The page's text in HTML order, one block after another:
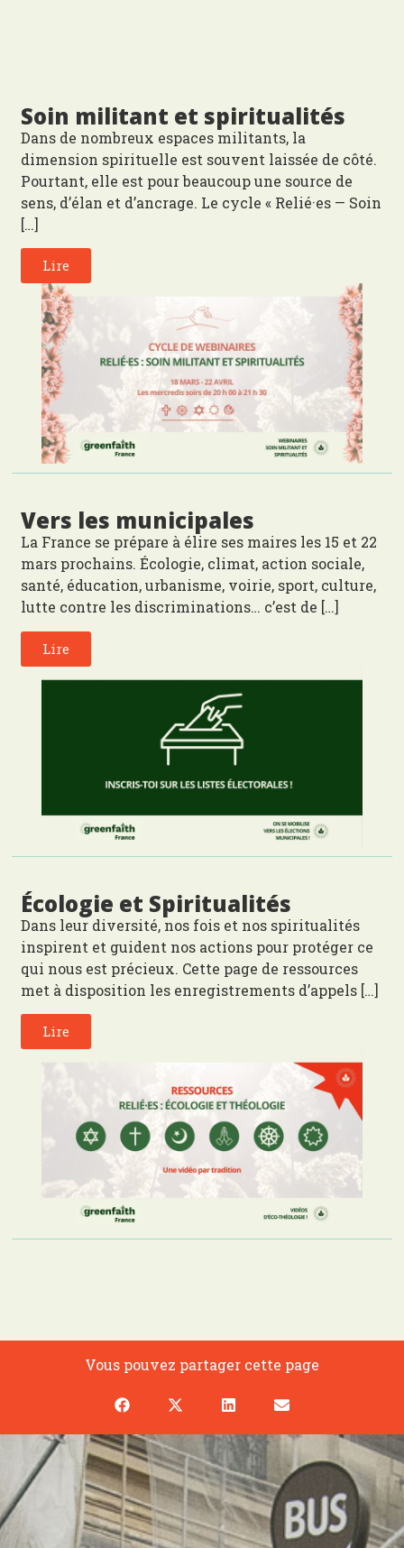
Soin militant et spiritualités
Dans de nombreux espaces militants, la
dimension spirituelle est souvent laissée de côté.
Pourtant, elle est pour beaucoup une source de
sens, d’élan et d’ancrage. Le cycle « Relié·es — Soin
[…]
Lire
Vers les municipales
La France se prépare à élire ses maires les 15 et 22
mars prochains. Écologie, climat, action sociale,
santé, éducation, urbanisme, voirie, sport, culture,
lutte contre les discriminations… c’est de […]
Lire
Écologie et Spiritualités
Dans leur diversité, nos fois et nos spiritualités
inspirent et guident nos actions pour protéger ce
qui nous est précieux. Cette page de ressources
met à disposition les enregistrements d’appels […]
Lire
Vous pouvez partager cette page